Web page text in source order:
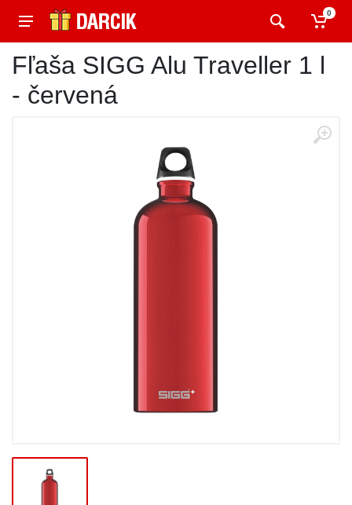
0
Fľaša SIGG Alu Traveller 1 l
- červená